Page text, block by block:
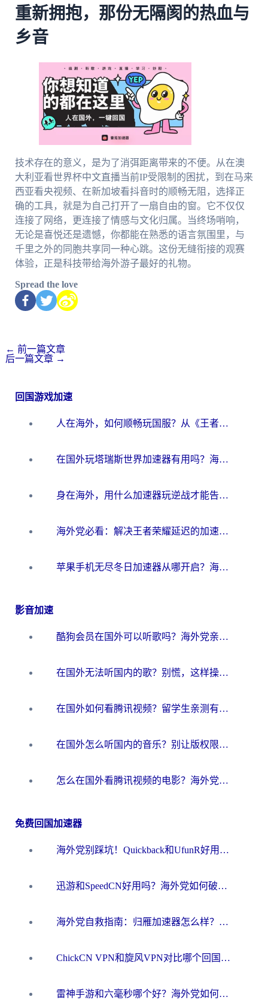
重新拥抱，那份无隔阂的热血与
乡音
技术存在的意义，是为了消弭距离带来的不便。从在澳
大利亚看世界杯中文直播当前IP受限制的困扰，到在马来
西亚看央视频、在新加坡看抖音时的顺畅无阻，选择正
确的工具，就是为自己打开了一扇自由的窗。它不仅仅
连接了网络，更连接了情感与文化归属。当终场哨响，
无论是喜悦还是遗憾，你都能在熟悉的语言氛围里，与
千里之外的同胞共享同一种心跳。这份无缝衔接的观赛
体验，正是科技带给海外游子最好的礼物。
Spread the love
← 前一篇文章
后一篇文章 →
回国游戏加速
人在海外，如何顺畅玩国服？从《王者荣耀》到《云图计划》的加速器终极指南
在国外玩塔瑞斯世界加速器有用吗？海外玩家亲测后的真实答案
身在海外，用什么加速器玩逆战才能告别延迟？
海外党必看：解决王者荣耀延迟的加速器终极指南——从EVE到猫和老鼠，一个工具全搞定
苹果手机无尽冬日加速器从哪开启？海外玩家的冬日生存指南
影音加速
酷狗会员在国外可以听歌吗？海外党亲测有效：3步解决音乐权限难题
在国外无法听国内的歌？别慌，这样操作就能畅听QQ音乐（附亲测加速器推荐）
在国外如何看腾讯视频？留学生亲测有效的回国加速方案
在国外怎么听国内的音乐？别让版权限制断了你的华语歌单
怎么在国外看腾讯视频的电影？海外党亲测有效的回国加速指南
免费回国加速器
海外党别踩坑！Quickback和UfunR好用吗？选对回国加速器才能无缝刷国内资源
迅游和SpeedCN好用吗？海外党如何破解那道看不见的墙
海外党自救指南：归雁加速器怎么样？教你避开坑实现国内资源无缝访问
ChickCN VPN和旋风VPN对比哪个回国效果更好？海外用户的选择困境与出路
雷神手游和六毫秒哪个好？海外党如何真正解锁国内资源